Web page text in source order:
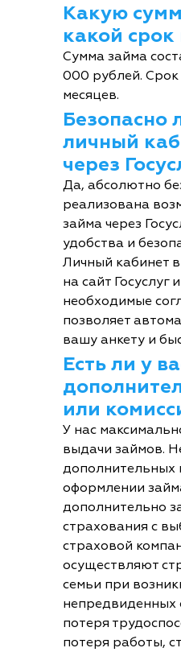
Какую
какой срок
Сумма займа
000 рублей.
месяцев.
Безопасно
личный
через
Да, абсолютно
реализована
займа через
удобства и
Личный кабинет
на сайт Госуслуг
необходимые
позволяет
вашу анкету и
Есть ли у
или
У нас
выдачи займов.
дополнительных
оформлении
дополнительно
страхования с
страховой
осуществляют
семьи при
непредвиденных
потеря
потеря работы,